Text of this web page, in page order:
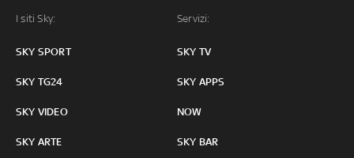
I siti Sky:
SKY SPORT
SKY TG24
SKY VIDEO
SKY ARTE
Servizi:
SKY TV
SKY APPS
NOW
SKY BAR